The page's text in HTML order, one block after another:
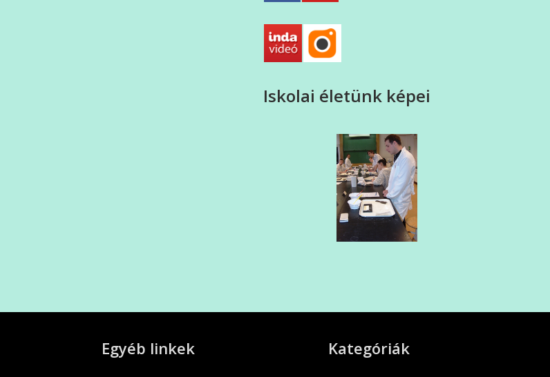
Iskolai életünk képei
Egyéb linkek Kategóriák